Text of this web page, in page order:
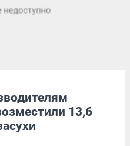
13,6